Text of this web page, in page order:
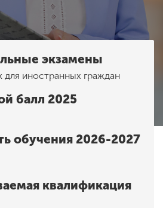
CHI
экзамены
для иностранных граждан
балл 2025
обучения 2026-2027
квалификация